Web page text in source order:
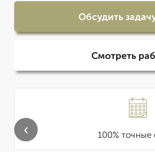
Обсудить
Смотреть
100% точные
‹